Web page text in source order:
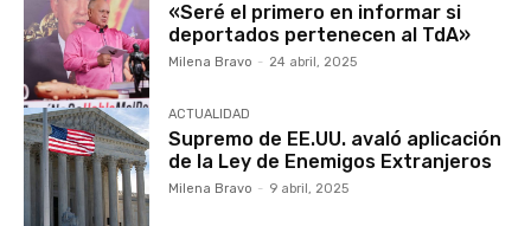
«Seré el primero en informar si
deportados pertenecen al TdA»
Milena Bravo - 24 abril, 2025
ACTUALIDAD
Supremo de EE.UU. avaló aplicación
de la Ley de Enemigos Extranjeros
Milena Bravo - 9 abril, 2025